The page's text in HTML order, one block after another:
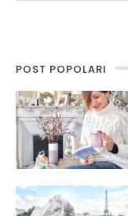
POST POPOLARI